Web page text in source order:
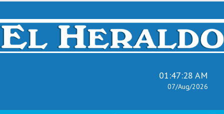
Skip
content
01:47:29 AM
07/Aug/2026